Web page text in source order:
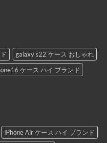
galaxy s22 ケース おしゃれ
ケース ハイ ブランド
iPhone Air ケース ハイ ブランド